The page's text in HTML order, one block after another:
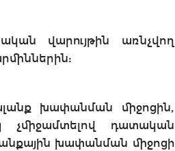
վարույթին առնչվող
խափանման միջոցին,
դատական
խափանման միջոցի